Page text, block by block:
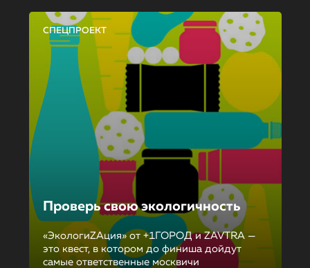
СПЕЦПРОЕКТ
Проверь свою экологичность
«ЭкологиZAция» от +1ГОРОД и ZAVTRA —
это квест, в котором до финиша дойдут
самые ответственные москвичи